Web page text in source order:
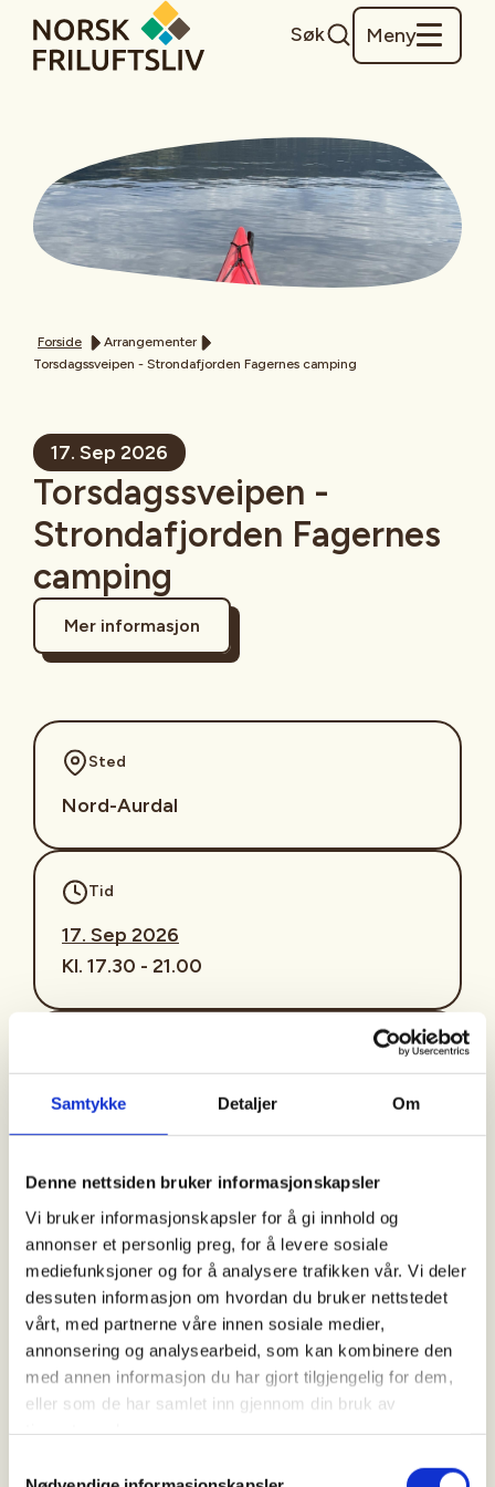
Samtykke Detaljer Om
Denne nettsiden bruker informasjonskapsler
Vi bruker informasjonskapsler for å gi innhold og
annonser et personlig preg, for å levere sosiale
mediefunksjoner og for å analysere trafikken vår. Vi deler
dessuten informasjon om hvordan du bruker nettstedet
vårt, med partnerne våre innen sosiale medier,
annonsering og analysearbeid, som kan kombinere den
med annen informasjon du har gjort tilgjengelig for dem,
eller som de har samlet inn gjennom din bruk av
Søk Meny
Forside
Arrangementer
Torsdagssveipen - Strondafjorden Fagernes camping
17. Sep 2026
Torsdagssveipen -
Strondafjorden Fagernes
camping
Mer informasjon
Sted
Nord-Aurdal
Tid
17. Sep 2026
Kl. 17.30 - 21.00
DNT Valdres
Kontaktperson
Torkjell Haugen
https://92898598
torkjell.haugen@dnt.no
Siste Torsdagssveipen for året,
Strondafjorden Fagernes camping
over fjorden og videre til Leira, i rolig tempo med